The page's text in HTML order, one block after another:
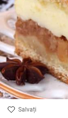
Salvați